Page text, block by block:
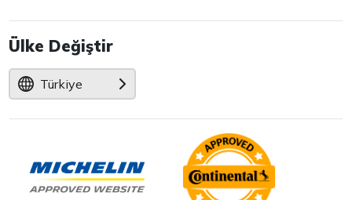
Ülke Değiştir
Türkiye